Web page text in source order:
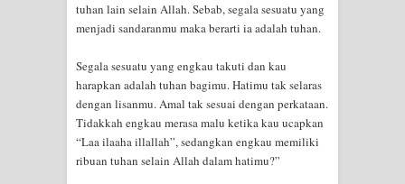
SYUHUD, DAN MANUNGGALING
WAHDATUL WUJUD ITU APA..??
tuhan lain selain Allah. Sebab, segala sesuatu yang
menjadi sandaranmu maka berarti ia adalah tuhan.
Segala sesuatu yang engkau takuti dan kau
harapkan adalah tuhan bagimu. Hatimu tak selaras
dengan lisanmu. Amal tak sesuai dengan perkataan.
Tidakkah engkau merasa malu ketika kau ucapkan
“Laa ilaaha illallah”, sedangkan engkau memiliki
ribuan tuhan selain Allah dalam hatimu?”